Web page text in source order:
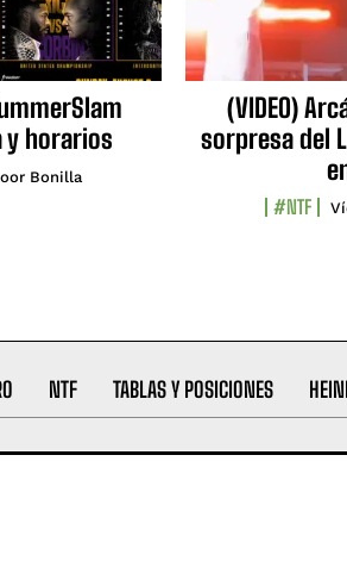
horarios
Bonilla
(VIDEO)
sorpresa del
#NTF
NTF TABLAS Y POSICIONES